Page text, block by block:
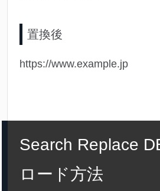
置換後
https://www.example.jp
Search Replace
ロード方法